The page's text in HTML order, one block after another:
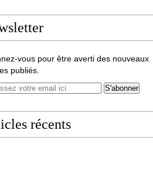
vous pour être averti des nouveaux
publiés.
récents